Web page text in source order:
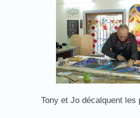
Tony et Jo décalquent les